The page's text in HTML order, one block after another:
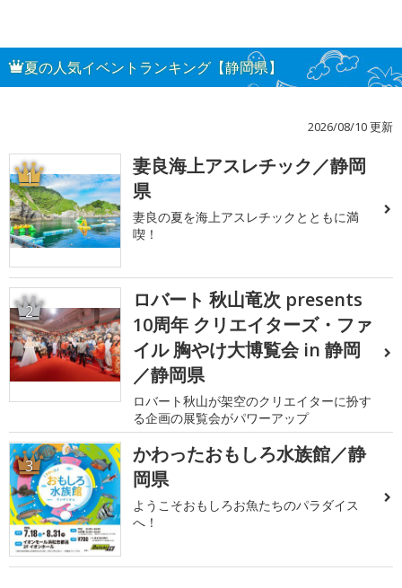
夏の人気イベントランキング【静岡県】
2026/08/10 更新
1
妻良海上アスレチック／静岡
県
妻良の夏を海上アスレチックとともに満
喫！
2
ロバート 秋山竜次 presents
10周年 クリエイターズ・ファ
イル 胸やけ大博覧会 in 静岡
／静岡県
ロバート秋山が架空のクリエイターに扮す
る企画の展覧会がパワーアップ
3
かわったおもしろ水族館／静
岡県
ようこそおもしろお魚たちのパラダイス
へ！